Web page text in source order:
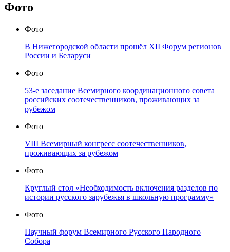
Фото
Фото
В Нижегородской области прошёл XII Форум регионов
России и Беларуси
Фото
53-е заседание Всемирного координационного совета
российских соотечественников, проживающих за
рубежом
Фото
VIII Всемирный конгресс соотечественников,
проживающих за рубежом
Фото
Круглый стол «Необходимость включения разделов по
истории русского зарубежья в школьную программу»
Фото
Научный форум Всемирного Русского Народного
Собора